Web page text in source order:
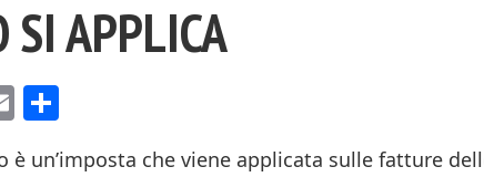
SI APPLICA
Email
è un’imposta che viene applicata sulle fatture